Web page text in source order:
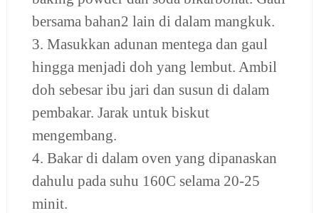
bersama bahan2 lain di dalam mangkuk.
3. Masukkan adunan mentega dan gaul
hingga menjadi doh yang lembut. Ambil
doh sebesar ibu jari dan susun di dalam
pembakar. Jarak untuk biskut
mengembang.
4. Bakar di dalam oven yang dipanaskan
dahulu pada suhu 160C selama 20-25
minit.